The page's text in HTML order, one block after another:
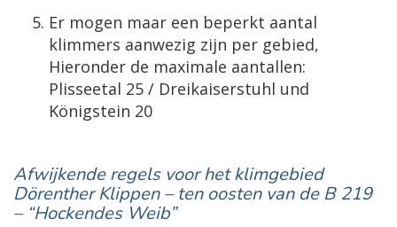
Er mogen maar een beperkt aantal
klimmers aanwezig zijn per gebied,
Hieronder de maximale aantallen:
Plisseetal 25 / Dreikaiserstuhl und
Königstein 20
Afwijkende regels voor het klimgebied
Dörenther Klippen – ten oosten van de B 219
– “Hockendes Weib”